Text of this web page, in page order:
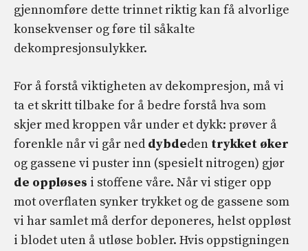
gjennomføre dette trinnet riktig kan få alvorlige
konsekvenser og føre til såkalte
dekompresjonsulykker.
For å forstå viktigheten av dekompresjon, må vi
ta et skritt tilbake for å bedre forstå hva som
skjer med kroppen vår under et dykk: prøver å
forenkle når vi går ned dybdeden trykket øker
og gassene vi puster inn (spesielt nitrogen) gjør
de oppløses i stoffene våre. Når vi stiger opp
mot overflaten synker trykket og de gassene som
vi har samlet må derfor deponeres, helst oppløst
i blodet uten å utløse bobler. Hvis oppstigningen